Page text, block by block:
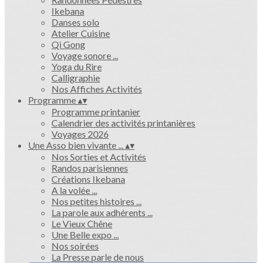
Ikebana
Danses solo
Atelier Cuisine
Qi Gong
Voyage sonore ...
Yoga du Rire
Calligraphie
Nos Affiches Activités
Programme▴▾
Programme printanier
Calendrier des activités printanières
Voyages 2026
Une Asso bien vivante ...▴▾
Nos Sorties et Activités
Randos parisiennes
Créations Ikebana
A la volée ...
Nos petites histoires ...
La parole aux adhérents ...
Le Vieux Chêne
Une Belle expo ...
Nos soirées
La Presse parle de nous